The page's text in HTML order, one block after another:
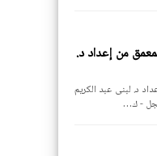
من إعداد د.
د. لبنى عبد الكريم